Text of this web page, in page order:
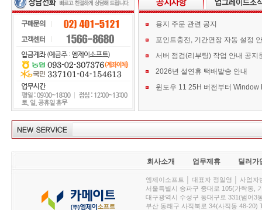
용지 주문 관련 공지
포인트충전, 기간연장 자동 설정
서버 점검(리부팅) 작업 안내 공지
2026년 설연휴 택배발송 안내
회사소개 업무제휴 딜러가
엠제이소프트 │ 대표자 정일영 │ 사업
서울특별시 송파구 중대로 105(가락동,
대구광역시 수성구 동대구로 331(범어3
부산 동래구 사직북로 34(사직동 48-20)